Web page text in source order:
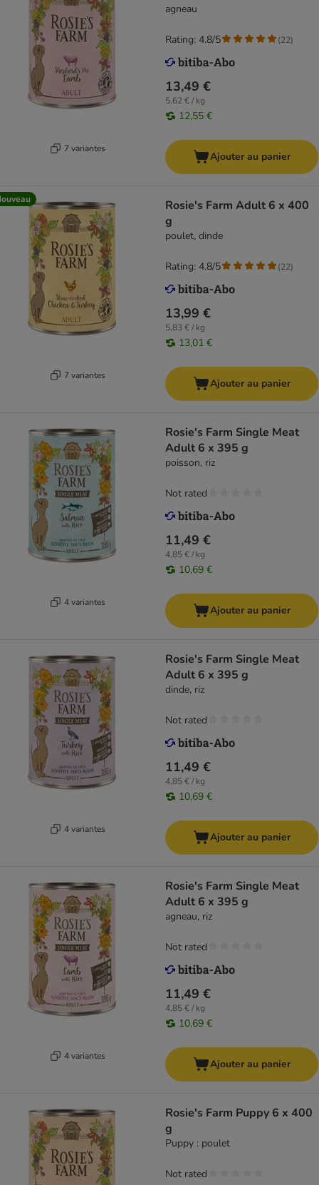
7 variantes
agneau
13,49 €
5,62 € / kg
12,55 €
Rating: 4.8/5 (22)
Ajouter au panier
7 variantes
Rosie's Farm Adult 6 x 400
g
poulet, dinde
13,99 €
5,83 € / kg
13,01 €
Rating: 4.8/5 (22)
Ajouter au panier
4 variantes
Rosie's Farm Single Meat
Adult 6 x 395 g
poisson, riz
11,49 €
4,85 € / kg
10,69 €
Not rated
Ajouter au panier
4 variantes
Rosie's Farm Single Meat
Adult 6 x 395 g
dinde, riz
11,49 €
4,85 € / kg
10,69 €
Not rated
Ajouter au panier
4 variantes
Rosie's Farm Single Meat
Adult 6 x 395 g
agneau, riz
11,49 €
4,85 € / kg
10,69 €
Not rated
Ajouter au panier
Rosie's Farm Puppy 6 x 400
g
Puppy : poulet
Not rated